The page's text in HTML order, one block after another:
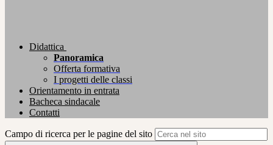
Didattica
Panoramica
Offerta formativa
I progetti delle classi
Orientamento in entrata
Bacheca sindacale
Contatti
Campo di ricerca per le pagine del sito